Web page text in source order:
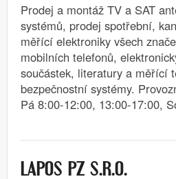
Prodej a montáž TV a SAT
systémů, prodej spotřební,
měřící elektroniky všech
mobilních telefonů,
součástek, literatury a měřící
bezpečnostní systémy.
Pá 8:00-12:00, 13:00-17:00,
LAPOS PZ S.R.O.